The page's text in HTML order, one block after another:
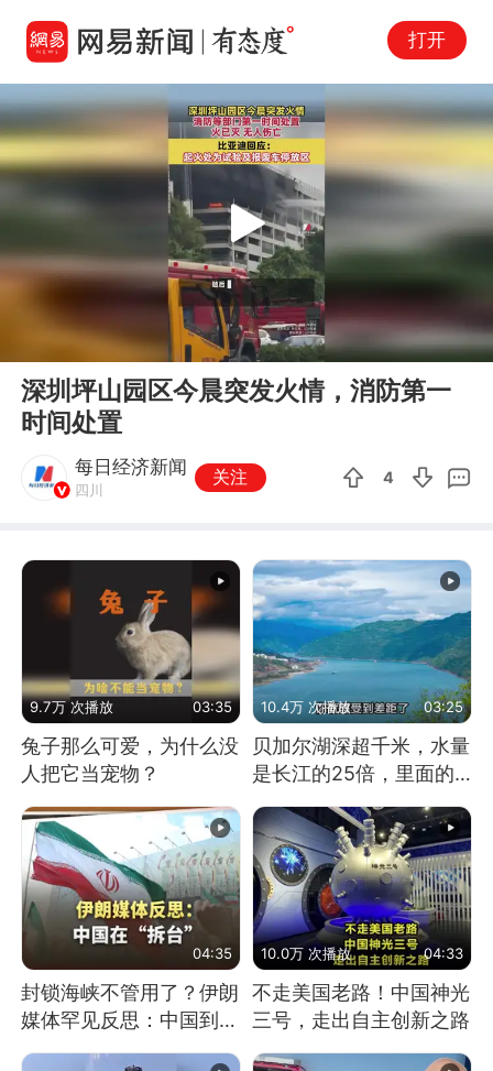
打开
00:09
Play
深圳坪山园区今晨突发火情，消防第一
时间处置
每日经济新闻
四川
关注 4
9.7万 次播放 03:35
兔子那么可爱，为什么没
人把它当宠物？
10.4万 次播放 03:25
贝加尔湖深超千米，水量
是长江的25倍，里面的
鱼究竟有多大？
04:35
封锁海峡不管用了？伊朗
媒体罕见反思：中国到底
10.0万 次播放 04:33
不走美国老路！中国神光
三号，走出自主创新之路